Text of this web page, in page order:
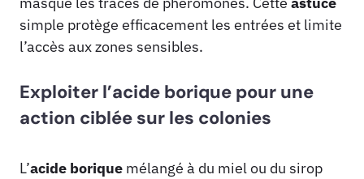
simple protège efficacement les entrées et limite
l’accès aux zones sensibles.
Exploiter l’acide borique pour une
action ciblée sur les colonies
L’acide borique mélangé à du miel ou du sirop